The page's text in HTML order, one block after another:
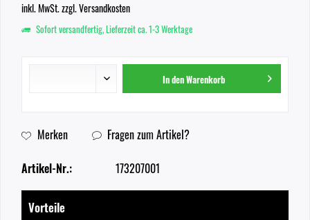
inkl. MwSt.zzgl. Versandkosten
Sofort versandfertig, Lieferzeit ca. 1-3 Werktage
In denWarenkorb
Merken Fragen zum Artikel?
Artikel-Nr.: 173207001
Vorteile